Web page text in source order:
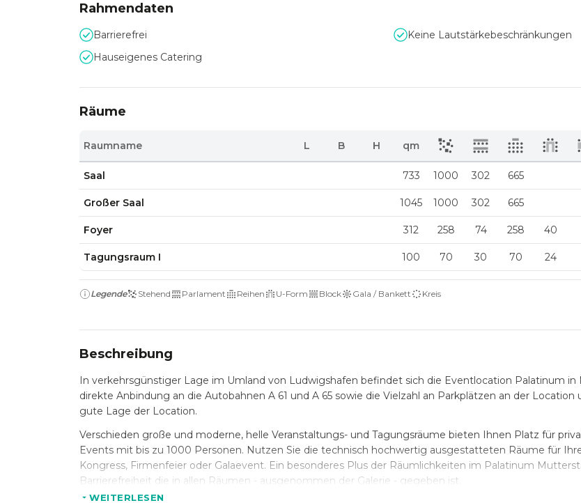
Rahmendaten
Barrierefrei
Keine Lautstärkebeschränkungen
Hauseigenes Catering
Räume
Raumname L B H qm
Saal 733 1000 302 665
Großer Saal 1045 1000 302 665
Foyer 312 258 74 258 40
Tagungsraum I 100 70 30 70 24
Legende Stehend Parlament Reihen U-Form Block Gala / Bankett Kreis
Beschreibung
In verkehrsgünstiger Lage im Umland von Ludwigshafen befindet sich die Eventlocation Palatinum
direkte Anbindung an die Autobahnen A 61 und A 65 sowie die Vielzahl an Parkplätzen an der Location
gute Lage der Location.
Verschieden große und moderne, helle Veranstaltungs- und Tagungsräume bieten Ihnen Platz für
Events mit bis zu 1000 Personen. Nutzen Sie die technisch hochwertig ausgestatteten Räume für
Kongress, Firmenfeier oder Galaevent. Ein besonderes Plus der Räumlichkeiten im Palatinum
Barrierefreiheit die in allen Räumen - ausgenommen der Galerie - gegeben ist.
WEITERLESEN